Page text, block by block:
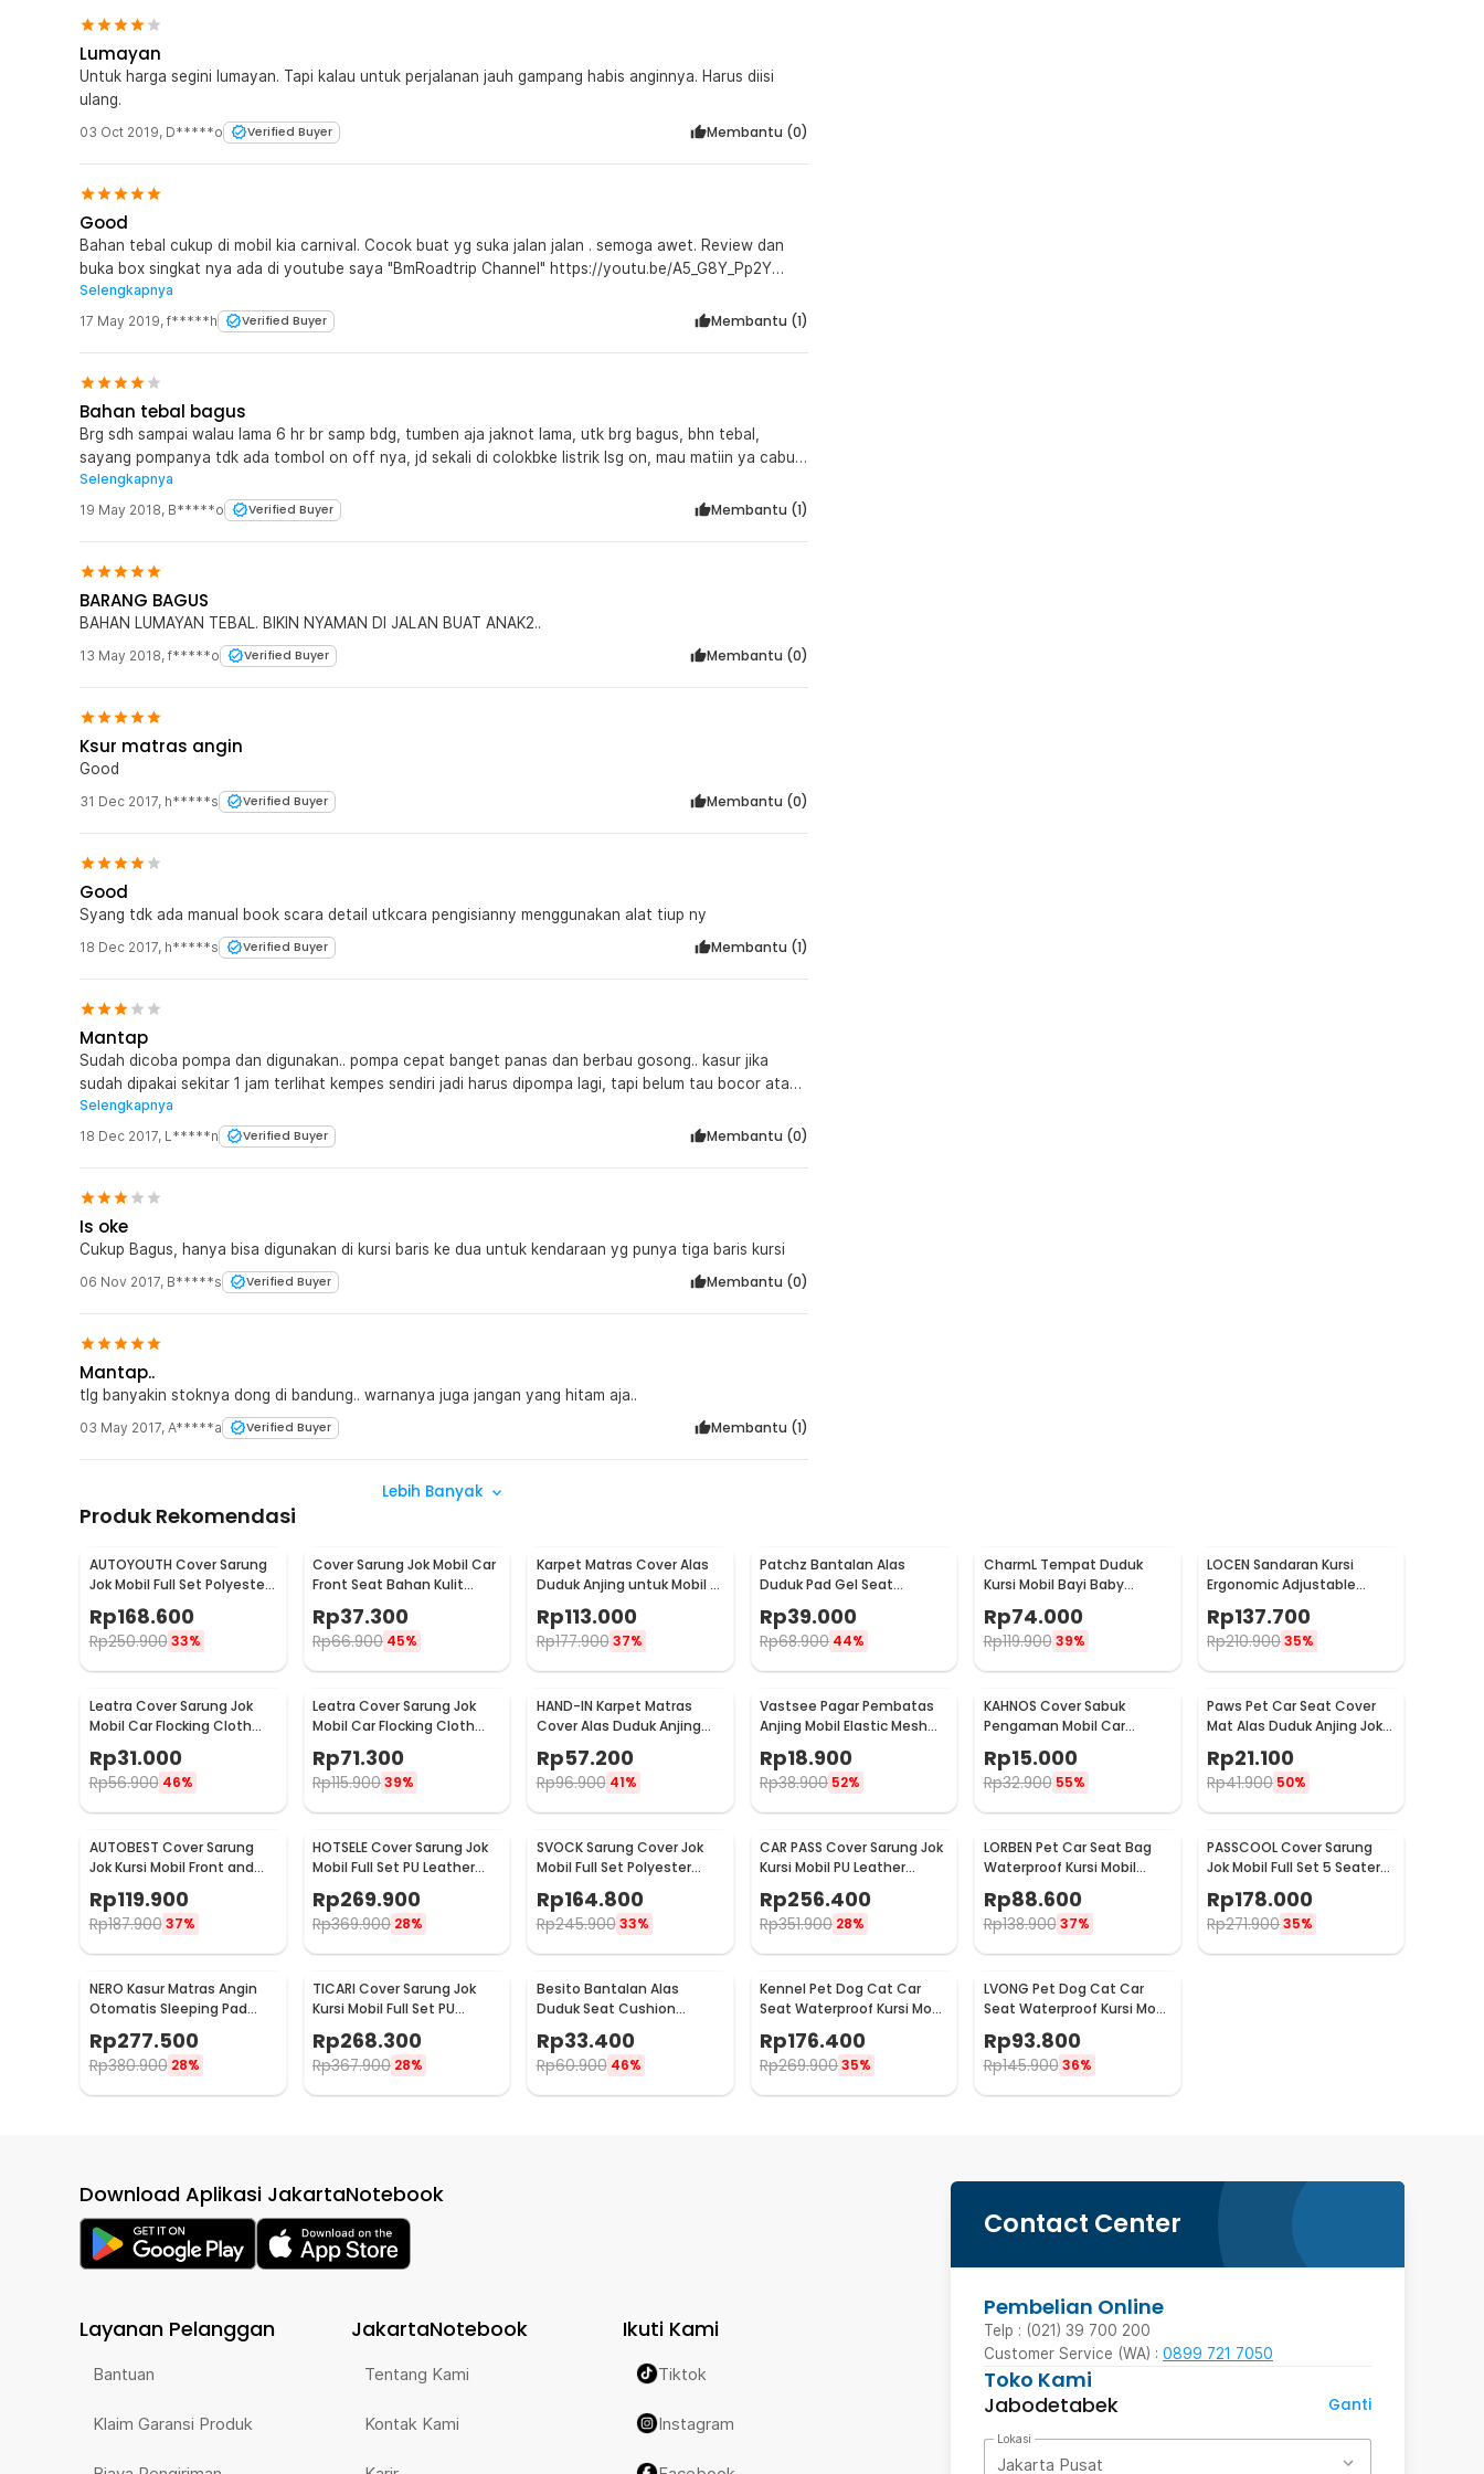
Lumayan
Untuk harga segini lumayan. Tapi kalau untuk perjalanan jauh gampang habis anginnya. Harus diisi
ulang.
03 Oct 2019, D*****o Verified Buyer Membantu (0)
Good
Bahan tebal cukup di mobil kia carnival. Cocok buat yg suka jalan jalan . semoga awet. Review dan
buka box singkat nya ada di youtube saya "BmRoadtrip Channel" https://youtu.be/A5_G8Y_Pp2Y
Terimakasih jaknot.
Selengkapnya
17 May 2019, f*****h Verified Buyer Membantu (1)
Bahan tebal bagus
Brg sdh sampai walau lama 6 hr br samp bdg, tumben aja jaknot lama, utk brg bagus, bhn tebal,
sayang pompanya tdk ada tombol on off nya, jd sekali di colokbke listrik lsg on, mau matiin ya cabut
listriknya, nyam di gunakan, pas di jok tengah, tp sayang br 2 smp 3 jam sdh kempes sendiri, nga tau
bocor atw nga blm sempet2 di cek, overall puas lah
Selengkapnya
19 May 2018, B*****o Verified Buyer Membantu (1)
BARANG BAGUS
BAHAN LUMAYAN TEBAL. BIKIN NYAMAN DI JALAN BUAT ANAK2..
13 May 2018, f*****o Verified Buyer Membantu (0)
Ksur matras angin
Good
31 Dec 2017, h*****s Verified Buyer Membantu (0)
Good
Syang tdk ada manual book scara detail utkcara pengisianny menggunakan alat tiup ny
18 Dec 2017, h*****s Verified Buyer Membantu (1)
Mantap
Sudah dicoba pompa dan digunakan.. pompa cepat banget panas dan berbau gosong.. kasur jika
sudah dipakai sekitar 1 jam terlihat kempes sendiri jadi harus dipompa lagi, tapi belum tau bocor atau
gak..
Selengkapnya
18 Dec 2017, L*****n Verified Buyer Membantu (0)
Is oke
Cukup Bagus, hanya bisa digunakan di kursi baris ke dua untuk kendaraan yg punya tiga baris kursi
06 Nov 2017, B*****s Verified Buyer Membantu (0)
Mantap..
tlg banyakin stoknya dong di bandung.. warnanya juga jangan yang hitam aja..
03 May 2017, A*****a Verified Buyer Membantu (1)
Lebih Banyak
Produk Rekomendasi
AUTOYOUTH Cover Sarung
Jok Mobil Full Set Polyester
Universal Premium - R10
Rp168.600
Rp250.900 33%
Cover Sarung Jok Mobil Car
Front Seat Bahan Kulit
Breathable - S10
Rp37.300
Rp66.900 45%
Karpet Matras Cover Alas
Duduk Anjing untuk Mobil -
SUV YG01
Rp113.000
Rp177.900 37%
Patchz Bantalan Alas
Duduk Pad Gel Seat
Cushion Non Slip Ultra
Elastic - SC-015
Rp39.000
Rp68.900 44%
CharmL Tempat Duduk
Kursi Mobil Bayi Baby
Rp74.000
Rp119.900 39%
LOCEN Sandaran Kursi
Ergonomic Adjustable
Lumbar Back Support -
TY3120
Rp137.700
Rp210.90035%
Leatra Cover Sarung Jok
Mobil Car Flocking Cloth
Universal Premium Front -
S15
Rp31.000
Rp56.900 46%
Leatra Cover Sarung Jok
Mobil Car Flocking Cloth
Universal Premium Rear -
S15
Rp71.300
Rp115.90039%
HAND-IN Karpet Matras
Cover Alas Duduk Anjing
YG02
Rp57.200
Rp96.900 41%
Vastsee Pagar Pembatas
Anjing Mobil Elastic Mesh
Fence Pet 3 Layer - YG05
Rp18.900
Rp38.900 52%
KAHNOS Cover Sabuk
Pengaman Mobil Car
KH2252
Rp15.000
Rp32.900 55%
Paws Pet Car Seat Cover
Mat Alas Duduk Anjing Jok
Rp21.100
Rp41.900 50%
AUTOBEST Cover Sarung
Jok Kursi Mobil Front and
Rp119.900
Rp187.900 37%
HOTSELE Cover Sarung Jok
Mobil Full Set PU Leather
Universal 9 PCS - R35
Rp269.900
Rp369.900 28%
SVOCK Sarung Cover Jok
Mobil Full Set Polyester
Universal 9 PCS - R20
Rp164.800
Rp245.900 33%
CAR PASS Cover Sarung Jok
Kursi Mobil PU Leather
Universal Seat Cover - R25
Rp256.400
Rp351.900 28%
LORBEN Pet Car Seat Bag
Waterproof Kursi Mobil
Anjing Kucing - LR40
Rp88.600
Rp138.900 37%
PASSCOOL Cover Sarung
Jok Mobil Full Set 5 Seater
Universal Kain - R30
Rp178.000
Rp271.90035%
NERO Kasur Matras Angin
Otomatis Sleeping Pad
Rp277.500
Rp380.900 28%
TICARI Cover Sarung Jok
Kursi Mobil Full Set PU
Leather Universal - R15
Rp268.300
Rp367.900 28%
Besito Bantalan Alas
Duduk Seat Cushion
Orthopedic Sponge Mat -
BT90
Rp33.400
Rp60.900 46%
Kennel Pet Dog Cat Car
Seat Waterproof Kursi Mobil
Anjing Kucing - KN526
Rp176.400
Rp269.90035%
LVONG Pet Dog Cat Car
Seat Waterproof Kursi Mobil
Anjing Kucing - LV525
Rp93.800
Rp145.900 36%
Contact Center
Pembelian Online
Telp : (021) 39 700 200
Customer Service (WA) : 0899 721 7050
Toko Kami
Jabodetabek
Ganti
Lokasi
Jakarta Pusat
Download Aplikasi JakartaNotebook
Layanan Pelanggan
Bantuan
Klaim Garansi Produk
JakartaNotebook
Tentang Kami
Kontak Kami
Ikuti Kami
Tiktok
Instagram